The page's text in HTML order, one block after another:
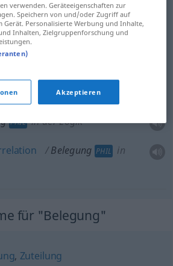
eines Platzes
TEL
PHIL in der Logik
Belegung PHIL
in
für "Belegung"
, Zuteilung
verwenden. Geräteeigenschaften zur
Speichern von und/oder Zugriff auf
Personalisierte Werbung und Inhalte,
Inhalten, Zielgruppenforschung und
Akzeptieren